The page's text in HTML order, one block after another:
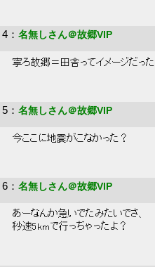
4 ： 名無しさん＠故郷VIP
寧ろ故郷＝田舎ってイメージだった
5 ： 名無しさん＠故郷VIP
今ここに地震がこなかった？
6 ： 名無しさん＠故郷VIP
あーなんか急いでたみたいでさ、
秒速5kmで行っちゃったよ？